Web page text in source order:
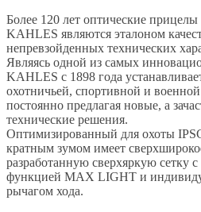
Более 120 лет оптические
KAHLES являются эталоном
непревзойденных технических
Являясь одной из самых
KAHLES с 1898 года
охотничьей, спортивной и
постоянно предлагая новые, а
технические решения.
Оптимизированный для охоты
кратным зумом имеет
разработанную сверхяркую сетку
функцией MAX LIGHT и
рычагом хода.